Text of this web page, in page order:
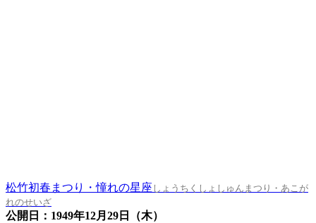
松竹初春まつり・憧れの星座 しょうちくしょしゅんまつり・あこが
れのせいざ
公開日：1949年12月29日（木）